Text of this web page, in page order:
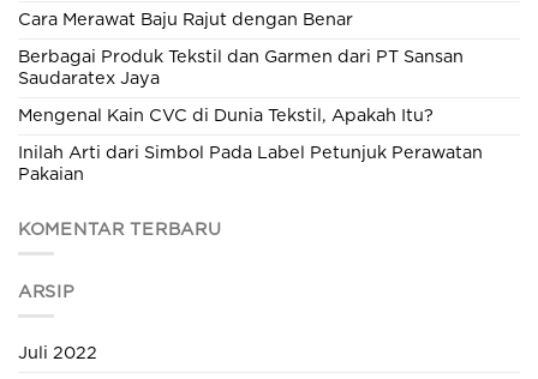
Cara Merawat Baju Rajut dengan Benar
Berbagai Produk Tekstil dan Garmen dari PT Sansan
Saudaratex Jaya
Mengenal Kain CVC di Dunia Tekstil, Apakah Itu?
Inilah Arti dari Simbol Pada Label Petunjuk Perawatan
Pakaian
KOMENTAR TERBARU
ARSIP
Juli 2022